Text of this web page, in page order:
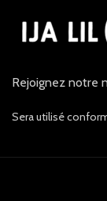
Rejoignez notre
Sera utilisé